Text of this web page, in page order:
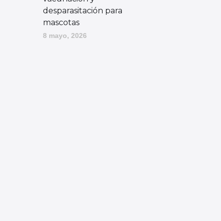
desparasitación para
mascotas
8 mayo, 2026